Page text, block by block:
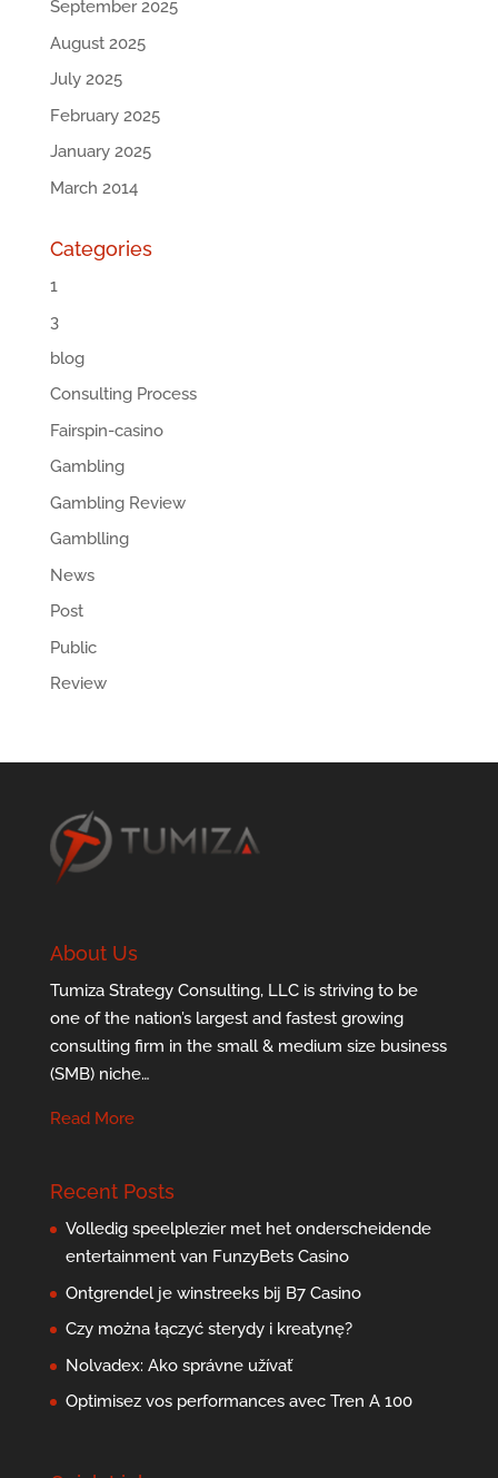
September 2025
August 2025
July 2025
February 2025
January 2025
March 2014
Categories
1
3
blog
Consulting Process
Fairspin-casino
Gambling
Gambling Review
Gamblling
News
Post
Public
Review
About Us
Tumiza Strategy Consulting, LLC is striving to be
one of the nation’s largest and fastest growing
consulting firm in the small & medium size business
(SMB) niche…
Read More
Recent Posts
Volledig speelplezier met het onderscheidende
entertainment van FunzyBets Casino
Ontgrendel je winstreeks bij B7 Casino
Czy można łączyć sterydy i kreatynę?
Nolvadex: Ako správne užívať
Optimisez vos performances avec Tren A 100